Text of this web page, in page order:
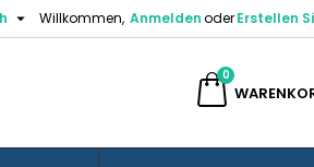
Willkommen, AnmeldenoderErstellen

0